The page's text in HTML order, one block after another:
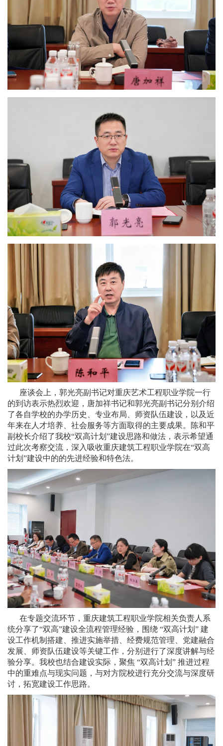
座谈会上，郭光亮副书记对重庆艺术工程职业学院一行
的到访表示热烈欢迎，唐加祥书记和郭光亮副书记分别介绍
了各自学校的办学历史、专业布局、师资队伍建设，以及近
年来在人才培养、社会服务等方面取得的主要成果。陈和平
副校长介绍了我校“双高计划”建设思路和做法，表示希望通
过此次考察交流，深入吸收重庆建筑工程职业学院在“双高
计划”建设中的的先进经验和特色法。
在专题交流环节，重庆建筑工程职业学院相关负责人系
统分享了“双高”建设全流程管理经验，围绕 “双高计划” 建
设工作机制搭建、推进实施举措、经费规范管理、党建融合
发展、师资队伍建设等关键工作，分别进行了深度讲解与经
验分享。我校也结合建设实际，聚焦 “双高计划” 推进过程
中的重难点与现实问题，与对方院校进行充分交流与深度研
讨，拓宽建设工作思路。